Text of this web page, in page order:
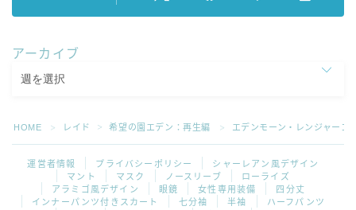
アーカイブ
HOME ＞ レイド ＞ 希望の園エデン：再生編 ＞ エデンモーン・レンジャーコ
運営者情報 プライバシーポリシー
シャーレアン風デザイン
マント
マスク ノースリーブ
ローライズ
アラミゴ風デザイン
眼鏡 女性専用装備
四分丈
インナーパンツ付きスカート
七分袖 半袖 ハーフパンツ